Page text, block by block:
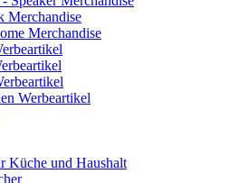
Merchandise
Merchandise
Werbeartikel
Küche und Haushalt